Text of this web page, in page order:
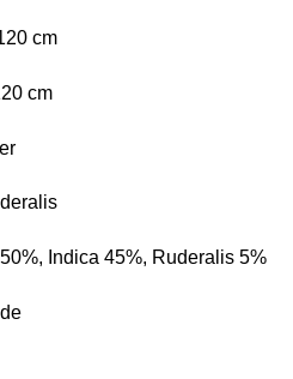
cm
cm
Indica 45%, Ruderalis 5%